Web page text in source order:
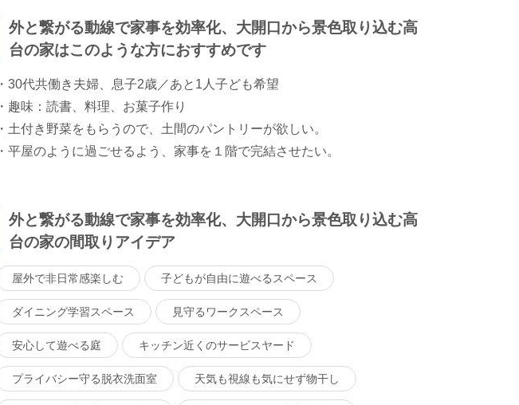
外と繋がる動線で家事を効率化、大開口から景色取り込む高
台の家はこのような方におすすめです
・30代共働き夫婦、息子2歳／あと1人子ども希望
・趣味：読書、料理、お菓子作り
・土付き野菜をもらうので、土間のパントリーが欲しい。
・平屋のように過ごせるよう、家事を１階で完結させたい。
外と繋がる動線で家事を効率化、大開口から景色取り込む高
台の家の間取りアイデア
屋外で非日常感楽しむ 子どもが自由に遊べるスペース
ダイニング学習スペース 見守るワークスペース
安心して遊べる庭 キッチン近くのサービスヤード
プライバシー守る脱衣洗面室 天気も視線も気にせず物干し